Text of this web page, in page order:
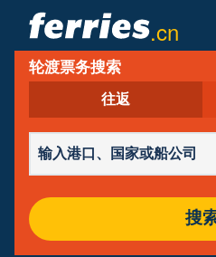
.cn
轮渡公司
轮渡目的地
轮渡航线
轮渡港口
轮渡票务搜索
往返
搜